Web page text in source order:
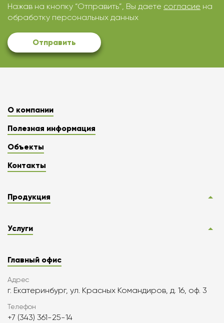
Нажав на кнопку “Отправить”, Вы даете согласие на
обработку персональных данных
Отправить
О компании
Полезная информация
Объекты
Контакты
Продукция
Услуги
Главный офис
Адрес
г. Екатеринбург, ул. Красных Командиров, д. 16, оф. 3
Телефон
+7 (343) 361-25-14